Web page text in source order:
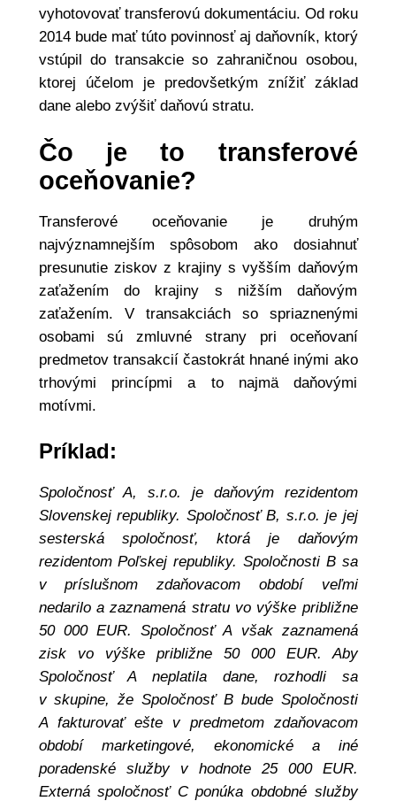
vyhotovovať transferovú dokumentáciu. Od roku
2014 bude mať túto povinnosť aj daňovník, ktorý
vstúpil do transakcie so zahraničnou osobou,
ktorej účelom je predovšetkým znížiť základ
dane alebo zvýšiť daňovú stratu.
Čo je to transferové
oceňovanie?
Transferové oceňovanie je druhým
najvýznamnejším spôsobom ako dosiahnuť
presunutie ziskov z krajiny s vyšším daňovým
zaťažením do krajiny s nižším daňovým
zaťažením. V transakciách so spriaznenými
osobami sú zmluvné strany pri oceňovaní
predmetov transakcií častokrát hnané inými ako
trhovými princípmi a to najmä daňovými
motívmi.
Príklad:
Spoločnosť A, s.r.o. je daňovým rezidentom
Slovenskej republiky. Spoločnosť B, s.r.o. je jej
sesterská spoločnosť, ktorá je daňovým
rezidentom Poľskej republiky. Spoločnosti B sa
v príslušnom zdaňovacom období veľmi
nedarilo a zaznamená stratu vo výške približne
50 000 EUR. Spoločnosť A však zaznamená
zisk vo výške približne 50 000 EUR. Aby
Spoločnosť A neplatila dane, rozhodli sa
v skupine, že Spoločnosť B bude Spoločnosti
A fakturovať ešte v predmetom zdaňovacom
období marketingové, ekonomické a iné
poradenské služby v hodnote 25 000 EUR.
Externá spoločnosť C ponúka obdobné služby